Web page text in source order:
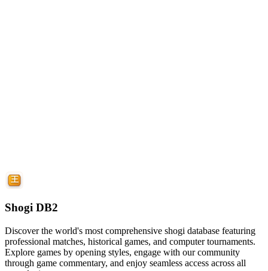
Shogi DB2
Discover the world's most comprehensive shogi database featuring
professional matches, historical games, and computer tournaments.
Explore games by opening styles, engage with our community
through game commentary, and enjoy seamless access across all